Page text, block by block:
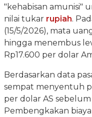
"kehabisan amunisi"
nilai tukar rupiah.
(15/5/2026), mata
hingga menembus
Rp17.600 per dolar
Berdasarkan data
sempat menyentuh
per dolar AS sebelum
Pembengkakan biaya